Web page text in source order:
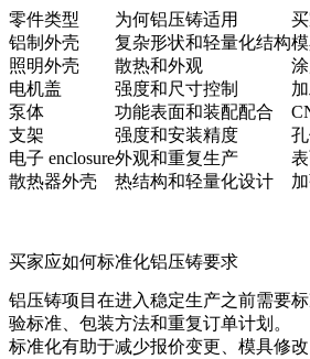
零件类型 为何铝压铸适用
铝制外壳
复杂形状和轻量化结构
照明外壳
散热和外观
电机盖
强度和尺寸控制
泵体
功能表面和装配配合
支架
强度和安装精度
电子 enclosure外观和重复生产
散热器外壳
热结构和轻量化设计
买家应如何标准化铝压铸要求
铝压铸项目在进入稳定生产之前需要
验标准、包装方法和重复订单计划。
标准化有助于减少报价变更、模具修